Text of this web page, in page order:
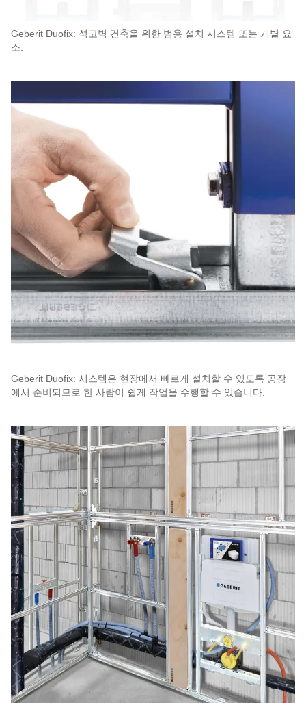
Geberit Duofix: 석고벽 건축을 위한 범용 설치 시스템 또는 개별 요
소.
Geberit Duofix: 시스템은 현장에서 빠르게 설치할 수 있도록 공장
에서 준비되므로 한 사람이 쉽게 작업을 수행할 수 있습니다.